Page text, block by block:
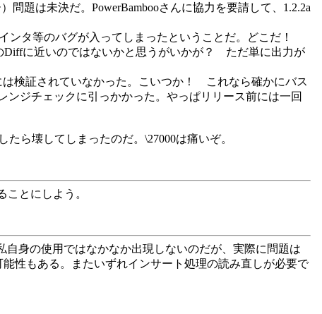
題は未決だ。PowerBambooさんに協力を要請して、1.2.2a
タ等のバグが入ってしまったということだ。どこだ！
Diffに近いのではないかと思うがいかが？ ただ単に出力が
検証されていなかった。こいつか！ これなら確かにバス
ジチェックに引っかかった。やっぱリリース前には一回
ら壊してしまったのだ。\27000は痛いぞ。
とにしよう。
身の使用ではなかなか出現しないのだが、実際に問題は
性もある。またいずれインサート処理の読み直しが必要で